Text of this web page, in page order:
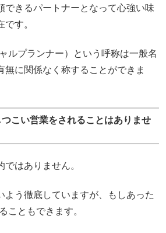
できるパートナーとなって心強い味
す。
ルプランナー）という呼称は一般名
無に関係なく称することができま
こい営業をされることはありませ
はありません。
よう徹底していますが、もしあった
こともできます。